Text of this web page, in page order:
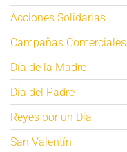
Acciones Solidarias
Campañas Comerciales
Día de la Madre
Día del Padre
Reyes por un Día
San Valentín